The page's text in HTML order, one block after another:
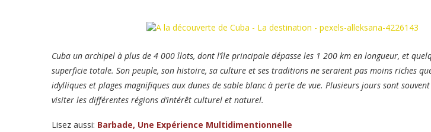
Cuba un archipel à plus de 4 000 îlots, dont l’île principale dépasse les 1 200 km en longueur, et
superficie totale. Son peuple, son histoire, sa culture et ses traditions ne seraient pas moins riches
idylliques et plages magnifiques aux dunes de sable blanc à perte de vue. Plusieurs jours sont
visiter les différentes régions d’intérêt culturel et naturel.
Lisez aussi: Barbade, Une Expérience Multidimentionnelle